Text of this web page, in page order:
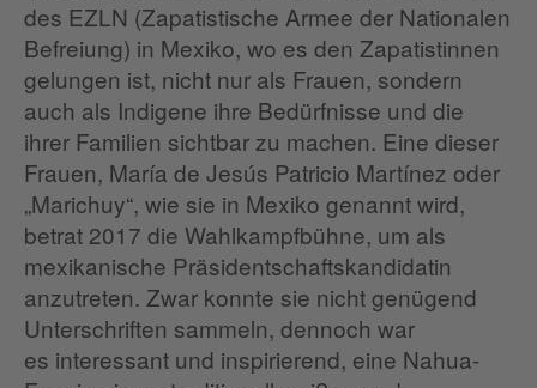
des EZLN (Zapatistische Armee der Nationalen
Befreiung) in Mexiko, wo es den Zapatistinnen
gelungen ist, nicht nur als Frauen, sondern
auch als Indigene ihre Bedürfnisse und die
ihrer Familien sichtbar zu machen. Eine dieser
Frauen, María de Jesús Patricio Martínez oder
„Marichuy“, wie sie in Mexiko genannt wird,
betrat 2017 die Wahlkampfbühne, um als
mexikanische Präsidentschaftskandidatin
anzutreten. Zwar konnte sie nicht genügend
Unterschriften sammeln, dennoch war
es interessant und inspirierend, eine Nahua-